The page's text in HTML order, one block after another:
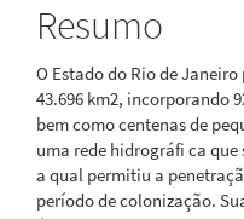
Resumo
O Estado do Rio de
43.696 km2, incorporando
bem como centenas de
uma rede hidrográfi ca
a qual permitiu a
período de colonização.